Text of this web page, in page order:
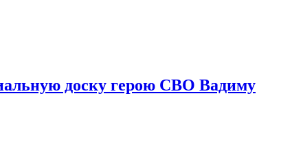
доску герою СВО Вадиму